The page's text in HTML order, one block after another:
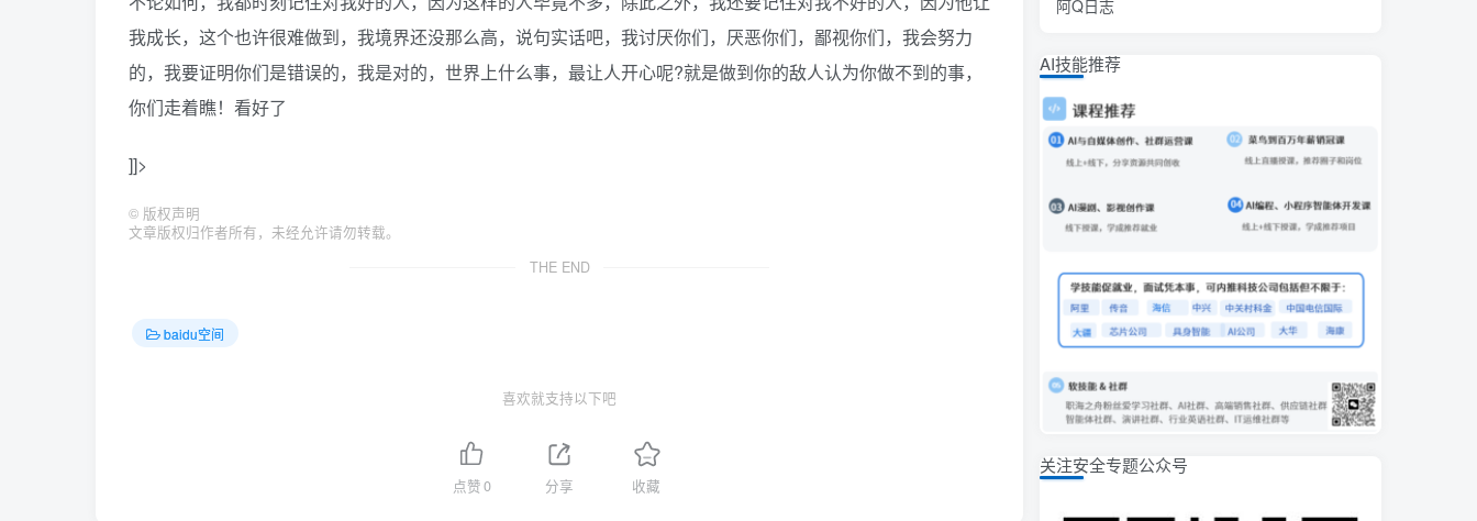
我成长，这个也许很难做到，我境界还没那么高，说句实话吧，我讨厌你们，厌恶你们，鄙视你们，我会努力
的，我要证明你们是错误的，我是对的，世界上什么事，最让人开心呢?就是做到你的敌人认为你做不到的事，
你们走着瞧！看好了
]]>
© 版权声明
文章版权归作者所有，未经允许请勿转载。
THE END
baidu空间
喜欢就支持以下吧
点赞0 分享 收藏
阿Q日志
AI技能推荐
关注安全专题公众号